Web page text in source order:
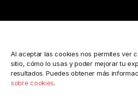
Al aceptar las cookies nos permites ver
sitio, cómo lo usas y poder mejorar tu
resultados. Puedes obtener más
sobre cookies.
Buscar: